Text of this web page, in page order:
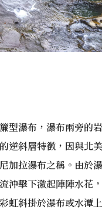
型瀑布，瀑布兩旁的
逆斜層特徵，因與北
加拉瀑布之稱。由於
沖擊下激起陣陣水花
虹斜掛於瀑布或水潭